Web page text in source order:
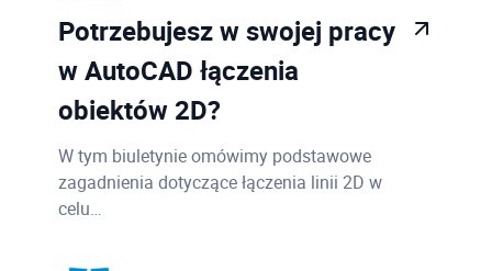
Potrzebujesz w swojej pracy
w AutoCAD łączenia
obiektów 2D?
W tym biuletynie omówimy podstawowe
zagadnienia dotyczące łączenia linii 2D w
celu…